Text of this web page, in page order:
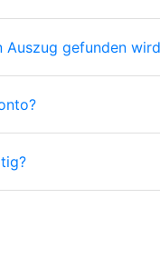
Auszug gefunden